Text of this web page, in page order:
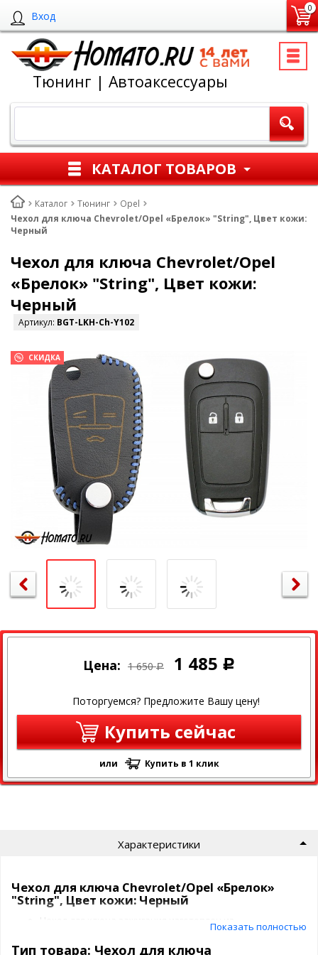
Вход
0
Тюнинг | Автоаксессуары
КАТАЛОГ ТОВАРОВ
Каталог Тюнинг
Opel
Чехол для ключа Chevrolet/Opel «Брелок» "String", Цвет кожи:
Черный
Чехол для ключа Chevrolet/Opel
«Брелок» "String", Цвет кожи:
Черный
Артикул: BGT-LKH-Ch-Y102
СКИДКА
Цена: 1 650 Р 1 485 Р
Поторгуемся? Предложите Вашу цену!
Купить сейчас
или Купить в 1 клик
Характеристики
Чехол для ключа Chevrolet/Opel «Брелок»
"String", Цвет кожи: Черный
Чехол для ключа зажигания изготовлен из
Стоек к загрязнениям, повреждениям и царапинам.
Показать полностью
Тип товара: Чехол для ключа